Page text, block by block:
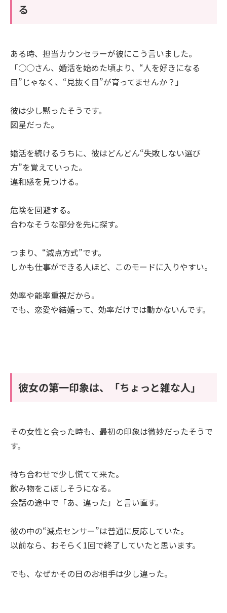
る
ある時、担当カウンセラーが彼にこう言いました。
「○○さん、婚活を始めた頃より、“人を好きになる
目”じゃなく、“見抜く目”が育ってませんか？」
彼は少し黙ったそうです。
図星だった。
婚活を続けるうちに、彼はどんどん“失敗しない選び
方”を覚えていった。
違和感を見つける。
危険を回避する。
合わなそうな部分を先に探す。
つまり、“減点方式”です。
しかも仕事ができる人ほど、このモードに入りやすい。
効率や能率重視だから。
でも、恋愛や結婚って、効率だけでは動かないんです。
彼女の第一印象は、「ちょっと雑な人」
その女性と会った時も、最初の印象は微妙だったそうで
す。
待ち合わせで少し慌てて来た。
飲み物をこぼしそうになる。
会話の途中で「あ、違った」と言い直す。
彼の中の“減点センサー”は普通に反応していた。
以前なら、おそらく1回で終了していたと思います。
でも、なぜかその日のお相手は少し違った。